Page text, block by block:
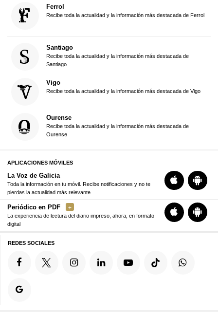
Ferrol
Recibe toda la actualidad y la información más destacada de Ferrol
Santiago
Recibe toda la actualidad y la información más destacada de
Santiago
Vigo
Recibe toda la actualidad y la información más destacada de Vigo
Ourense
Recibe toda la actualidad y la información más destacada de
Ourense
APLICACIONES MÓVILES
La Voz de Galicia
Toda la información en tu móvil. Recibe notificaciones y no te
pierdas la actualidad más relevante
Periódico en PDF
La experiencia de lectura del diario impreso, ahora, en formato
digital
REDES SOCIALES